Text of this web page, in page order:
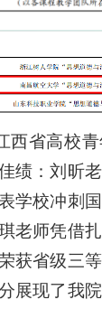
西省高校
绩：刘昕
学校冲刺
老师凭借
获省级三
展现了我